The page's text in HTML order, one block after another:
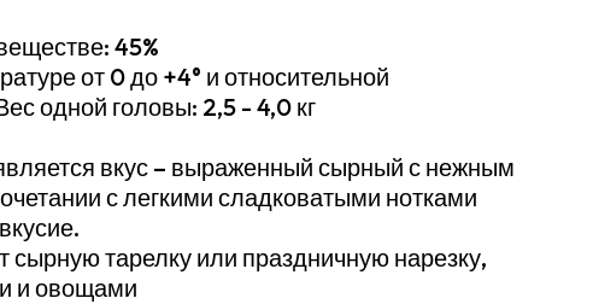
45%
от 0 до +4° и относительной
одной головы: 2,5 - 4,0 кг
вкус – выраженный сырный с нежным
с легкими сладковатыми нотками
тарелку или праздничную нарезку,
и овощами